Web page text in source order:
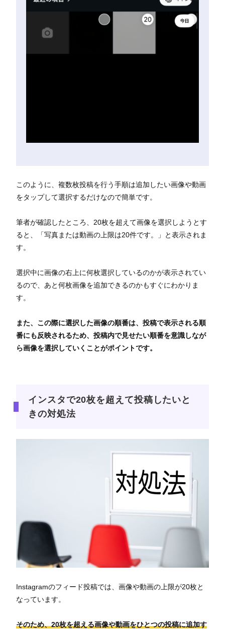
このように、複数枚投稿を行う手順は追加したい画像や動画
をタップして選択するだけなので簡単です。
筆者が確認したところ、20枚を超えて画像を選択しようとす
ると、「写真または動画の上限は20件です。」と表示されま
す。
選択中に画像の右上に何枚選択しているのかが表示されてい
るので、あと何枚画像を追加できるのかもすぐにわかりま
す。
また、この際に選択した画像の順番は、投稿で表示される順
番にも反映されるため、投稿内で見せたい順番を意識しなが
ら画像を選択していくことがポイントです。
インスタで20枚を超えて投稿したいと
きの対処法
Instagramのフィード投稿では、画像や動画の上限が20枚と
なっています。
そのため、20枚を超える画像や動画をひとつの投稿に追加す